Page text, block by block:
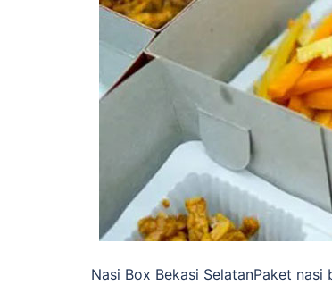
Nasi Box Bekasi SelatanPaket